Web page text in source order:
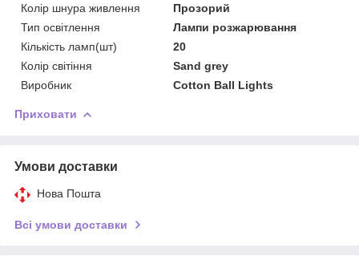
Колір шнура живлення
Прозорий
Тип освітлення
Лампи розжарювання
Кількість ламп(шт)
20
Колір світіння
Sand grey
Виробник
Cotton Ball Lights
Приховати
Умови доставки
Нова Пошта
Всі умови доставки